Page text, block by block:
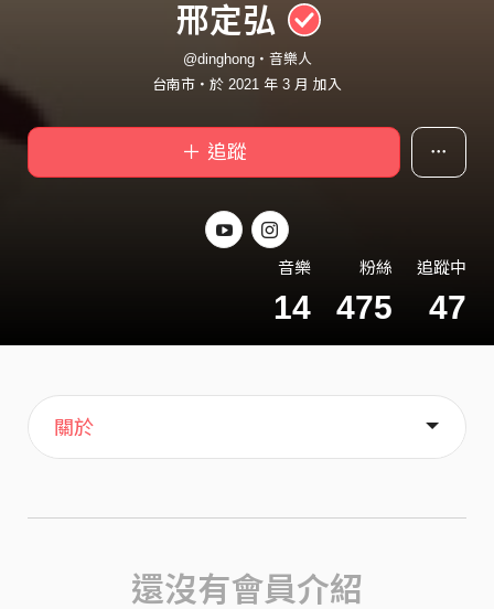
邢定弘
@dinghong・音樂人
台南市・於 2021 年 3 月 加入
＋ 追蹤
音樂
14
粉絲
475
追蹤中
47
主頁
音樂
歌單
喜歡
關於
還沒有會員介紹